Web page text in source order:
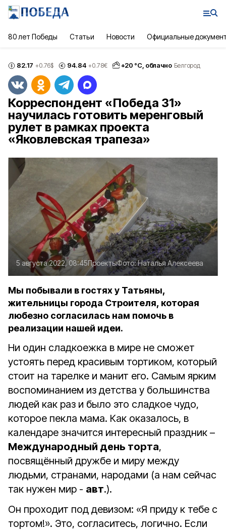
80 лет Победы Статьи Новости Официальные
82.17 +0.76$ 94.84 +0.78€ +20 °С, облачно Белгород
Корреспондент «Победа 31»
научилась готовить меренговый
рулет в рамках проекта
«Яковлевская трапеза»
5 августа 2022, 08:45ПроектыФото:Наталья Алексеева
Мы побывали в гостях у Татьяны,
жительницы города Строителя, которая
любезно согласилась нам помочь в
реализации нашей идеи.
Ни один сладкоежка в мире не сможет
устоять перед красивым тортиком, который
стоит на тарелке и манит его. Самым ярким
воспоминанием из детства у большинства
людей как раз и было это сладкое чудо,
которое пекла мама. Как оказалось, в
календаре значится интересный праздник –
Международный день торта,
посвящённый дружбе и миру между
людьми, странами, народами (а нам сейчас
так нужен мир - авт.).
Он проходит под девизом: «Я приду к тебе с
тортом!». Это, согласитесь, логично. Если